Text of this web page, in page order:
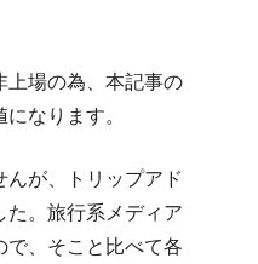
場の為、本記事の
なります。
が、トリップアド
。旅行系メディア
で、そこと比べて各